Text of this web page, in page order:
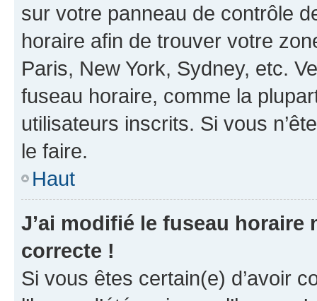
sur votre panneau de contrôle
horaire afin de trouver votre
Paris, New York, Sydney, etc.
fuseau horaire, comme la
utilisateurs inscrits. Si vous
le faire.
Haut
J’ai modifié le fuseau horaire
correcte !
Si vous êtes certain(e) d’avoir